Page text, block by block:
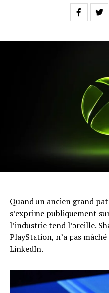
Quand un ancien grand
s’exprime publiquement
l’industrie tend l’oreille.
PlayStation, n’a pas
LinkedIn.